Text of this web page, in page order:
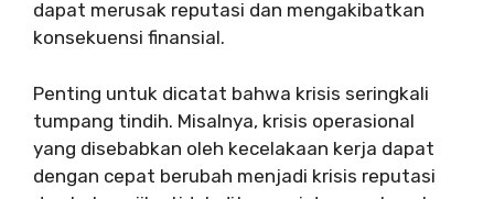
dapat merusak reputasi dan mengakibatkan
konsekuensi finansial.
Penting untuk dicatat bahwa krisis seringkali
tumpang tindih. Misalnya, krisis operasional
yang disebabkan oleh kecelakaan kerja dapat
dengan cepat berubah menjadi krisis reputasi